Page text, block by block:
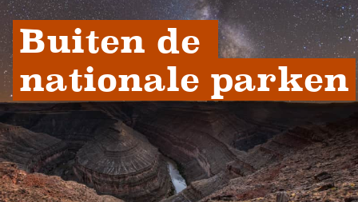
Buiten de
nationale parken